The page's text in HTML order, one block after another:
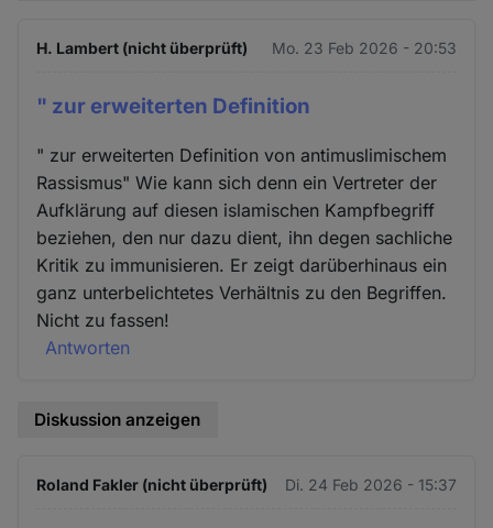
H. Lambert (nicht überprüft) Mo. 23 Feb 2026 - 20:53
" zur erweiterten Definition
" zur erweiterten Definition von antimuslimischem
Rassismus" Wie kann sich denn ein Vertreter der
Aufklärung auf diesen islamischen Kampfbegriff
beziehen, den nur dazu dient, ihn degen sachliche
Kritik zu immunisieren. Er zeigt darüberhinaus ein
ganz unterbelichtetes Verhältnis zu den Begriffen.
Nicht zu fassen!
Antworten
Diskussion anzeigen
Roland Fakler (nicht überprüft) Di. 24 Feb 2026 - 15:37